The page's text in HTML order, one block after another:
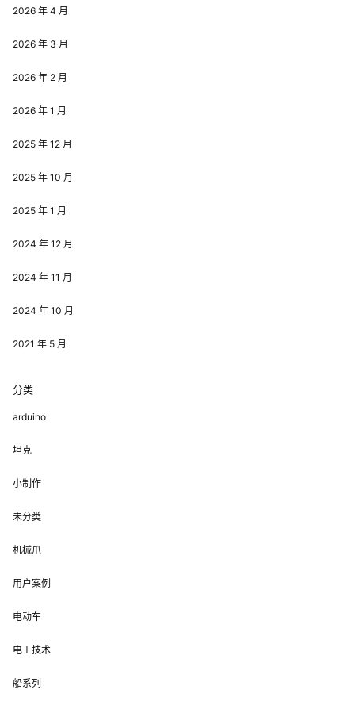
2026 年 4 月
2026 年 3 月
2026 年 2 月
2026 年 1 月
2025 年 12 月
2025 年 10 月
2025 年 1 月
2024 年 12 月
2024 年 11 月
2024 年 10 月
2021 年 5 月
分类
arduino
坦克
小制作
未分类
机械爪
用户案例
电动车
电工技术
船系列